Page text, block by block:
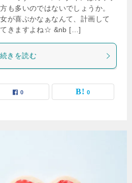
も多いのではないでしょうか。
が喜ぶかなぁなんて、計画して
てきますよね☆ &nb […]
続きを読む
0 0